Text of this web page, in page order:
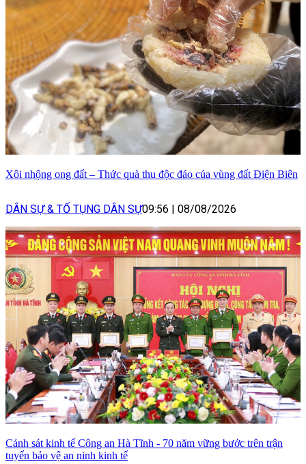
Xôi nhộng ong đất – Thức quà thu độc đáo của vùng đất Điện Biên
DÂN SỰ & TỐ TỤNG DÂN SỰ09:56 08/08/2026
Cảnh sát kinh tế Công an Hà Tĩnh - 70 năm vững bước trên trận
tuyến bảo vệ an ninh kinh tế